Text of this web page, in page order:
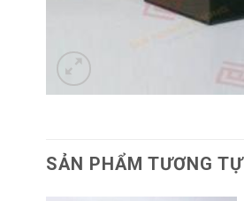
SẢN PHẨM TƯƠNG TỰ